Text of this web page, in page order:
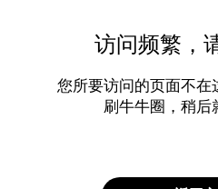
访问频繁，
您所要访问的页面不在
刷牛牛圈，稍后